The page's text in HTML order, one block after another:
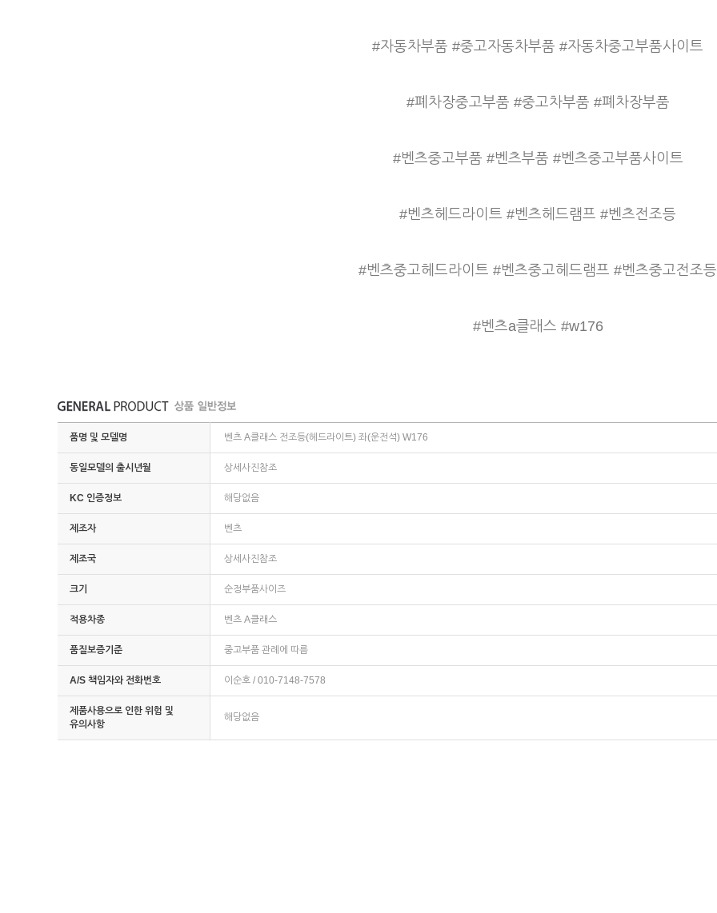
#자동차부품 #중고자동차부품 #자동차중고부품사이트
#폐차장중고부품 #중고차부품 #폐차장부품
#벤츠중고부품 #벤츠부품 #벤츠중고부품사이트
#벤츠헤드라이트 #벤츠헤드램프 #벤츠전조등
#벤츠중고헤드라이트 #벤츠중고헤드램프 #벤츠중고전조등
#벤츠a클래스 #w176
품명 및 모델명 벤츠 A클래스 전조등(헤드라이트) 좌(운전석) W176
동일모델의 출시년월 상세사진참조
KC 인증정보 해당없음
제조자 벤츠
제조국 상세사진참조
크기 순정부품사이즈
적용차종 벤츠 A클래스
품질보증기준 중고부품 관례에 따름
A/S 책임자와 전화번호 이순호 / 010-7148-7578
제품사용으로 인한 위험 및
유의사항
해당없음